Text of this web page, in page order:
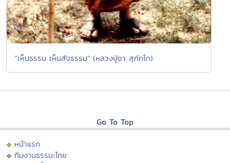
"เห็นธรรม เห็นสัจธรรม" (หลวงปู่ชา สุภัทโท)
Go To Top
หน้าแรก
ทีมงานธรรมะไทย